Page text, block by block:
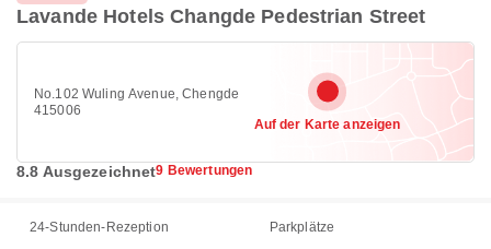
Lavande Hotels Changde Pedestrian Street
No.102 Wuling Avenue, Chengde
415006
Auf der Karte anzeigen
8.8 Ausgezeichnet9 Bewertungen
24-Stunden-Rezeption Parkplätze